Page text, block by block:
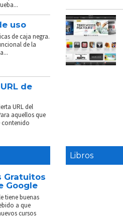
uso
de caja negra.
de la
de
URL del
aquellos que
contenido
Gratuitos
Google
tiene buenas
a que
cursos
Libros